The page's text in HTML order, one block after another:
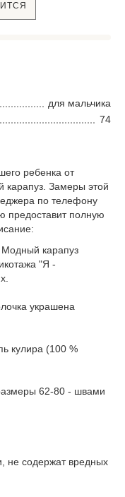
для мальчика
74
ребенка от
карапуз. Замеры этой
по телефону
предоставит полную
карапуз
"Я -
украшена
кулира (100 %
62-80 - швами
не содержат вредных